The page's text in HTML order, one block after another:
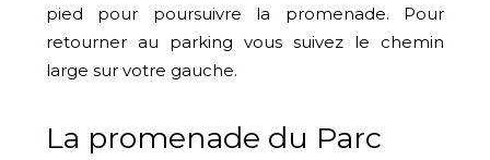
pied pour poursuivre la promenade. Pour
retourner au parking vous suivez le chemin
large sur votre gauche.
La promenade du Parc